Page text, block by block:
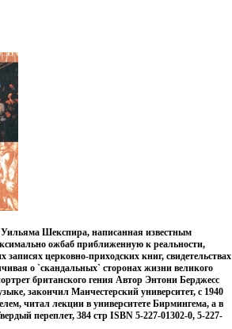
Шекспира, написанная известным
ожбаб приближенную к реальности,
записях церковно-приходских книг, свидетельствах
о `скандальных` сторонах жизни великого
британского гения Автор Энтони Берджесс
закончил Манчестерский университет, с 1940
читал лекции в университете Бирмингема, а в
переплет, 384 стр ISBN 5-227-01302-0, 5-227-